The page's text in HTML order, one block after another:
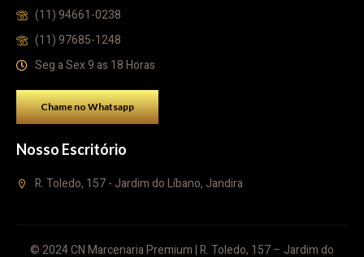
(11) 94661-0238
(11) 97685-1248
Seg a Sex 9 as 18 Horas
Chame no Whatsapp
Nosso Escritório
R. Toledo, 157 - Jardim do Líbano, Jandira
© 2024 CN Marcenaria Premium | R. Toledo, 157 – Jardim do